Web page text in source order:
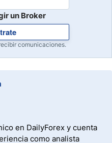
un Broker
comunicaciones.
en DailyForex y cuenta
como analista